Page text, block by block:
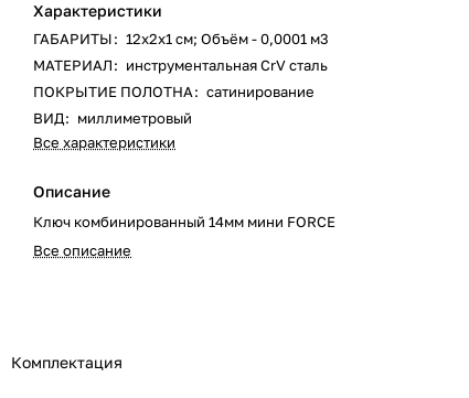
Характеристики
ГАБАРИТЫ: 12х2х1 см; Объём - 0,0001 м3
МАТЕРИАЛ: инструментальная CrV сталь
ПОКРЫТИЕ ПОЛОТНА: сатинирование
ВИД: миллиметровый
Все характеристики
Описание
Ключ комбинированный 14мм мини FORCE
Все описание
Комплектация